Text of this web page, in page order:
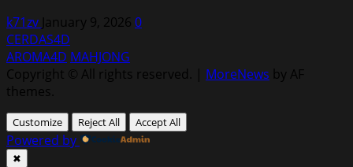
k71zv January 9, 2026 0
CERDAS4D
AROMA4D MAHJONG
Copyright © All rights reserved. | MoreNews by AF
themes.
Customize Reject All Accept All
Powered by
✖